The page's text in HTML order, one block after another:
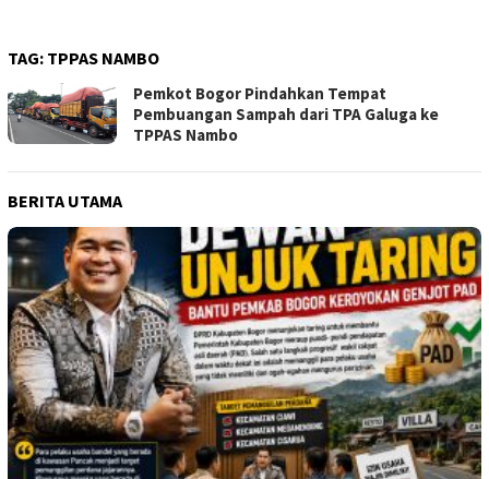
TAG: TPPAS NAMBO
Pemkot Bogor Pindahkan Tempat
Pembuangan Sampah dari TPA Galuga ke
TPPAS Nambo
BERITA UTAMA